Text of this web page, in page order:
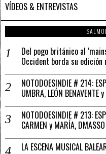
VÍDEOS & ENTREVISTAS
Del pogo británico al
Occident borda su
NOTODOESINDIE # 214:
UMBRA, LEÓN BENAVENTE
NOTODOESINDIE # 213:
CARMEN y MARÍA,
LA ESCENA MUSICAL